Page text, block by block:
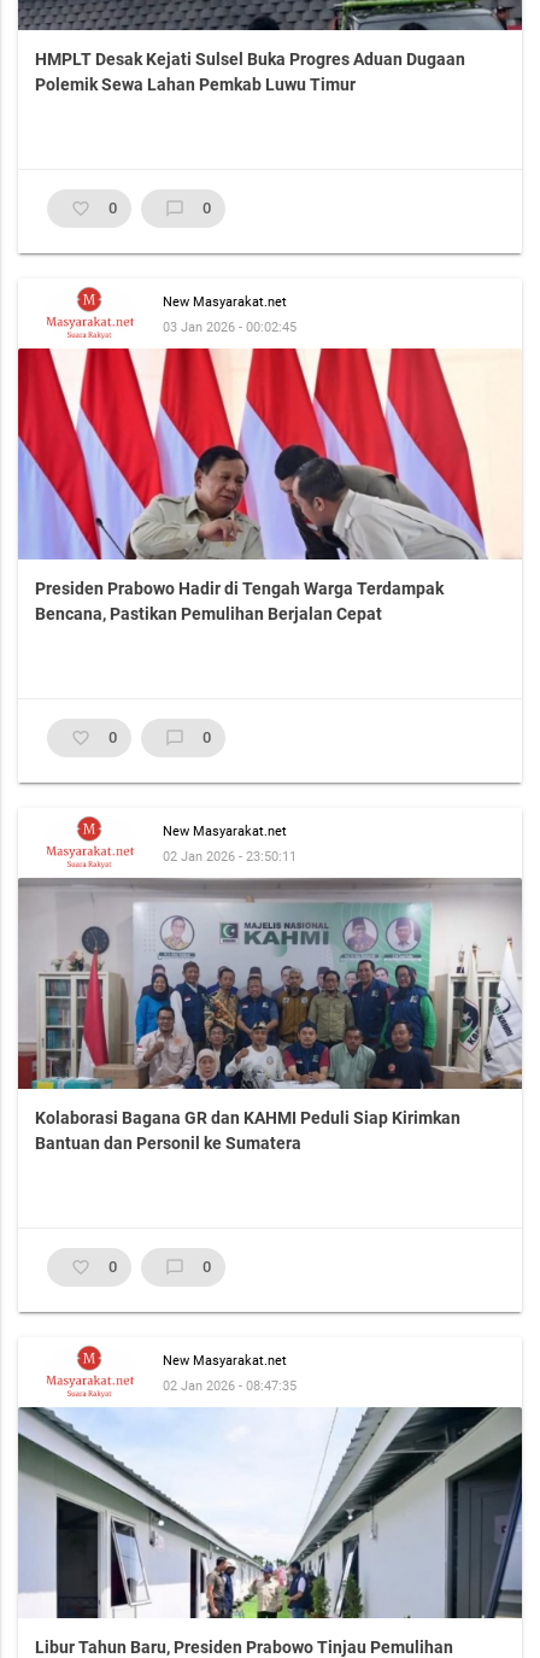
HMPLT Desak Kejati Sulsel Buka Progres Aduan Dugaan
Polemik Sewa Lahan Pemkab Luwu Timur
favorite_border 0 chat_bubble_outline 0
New Masyarakat.net
03 Jan 2026 - 00:02:45
Presiden Prabowo Hadir di Tengah Warga Terdampak
Bencana, Pastikan Pemulihan Berjalan Cepat
favorite_border 0 chat_bubble_outline 0
New Masyarakat.net
02 Jan 2026 - 23:50:11
Kolaborasi Bagana GR dan KAHMI Peduli Siap Kirimkan
Bantuan dan Personil ke Sumatera
favorite_border 0 chat_bubble_outline 0
New Masyarakat.net
02 Jan 2026 - 08:47:35
Libur Tahun Baru, Presiden Prabowo Tinjau Pemulihan